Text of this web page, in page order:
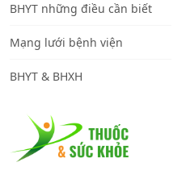
BHYT những điều cần biết
Mạng lưới bệnh viện
BHYT & BHXH